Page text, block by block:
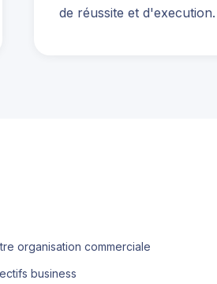
de réussite et d'execution.
organisation commerciale
business